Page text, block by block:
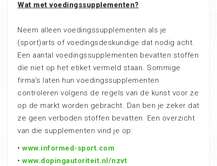
Wat met voedingssupplementen?
Neem alleen voedingssupplementen als je
(sport)arts of voedingsdeskundige dat nodig acht.
Een aantal voedingssupplementen bevatten stoffen
die niet op het etiket vermeld staan. Sommige
firma’s laten hun voedingssupplementen
controleren volgens de regels van de kunst voor ze
op de markt worden gebracht. Dan ben je zeker dat
ze geen verboden stoffen bevatten. Een overzicht
van die supplementen vind je op:
•www.informed-sport.com
•www.dopingautoriteit.nl/nzvt